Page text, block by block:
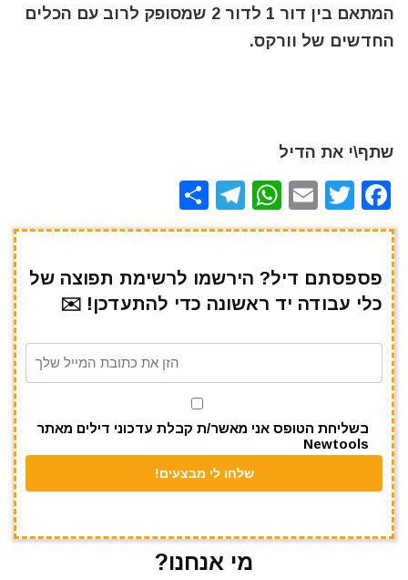
המתאם בין דור 1 לדור 2 שמסופק לרוב עם הכלים
החדשים של וורקס.
שתף\י את הדיל
F
a
e
b
o
T
w
te
r
E
m
l
W
h
s
A
p
T
el
gr
a
m
h
e
פספסתם דיל? הירשמו לרשימת תפוצה של
כלי עבודה יד ראשונה כדי להתעדכן! ✉️
בשליחת הטופס אני מאשר/ת קבלת עדכוני דילים מאתר
Newtools
מי אנחנו?